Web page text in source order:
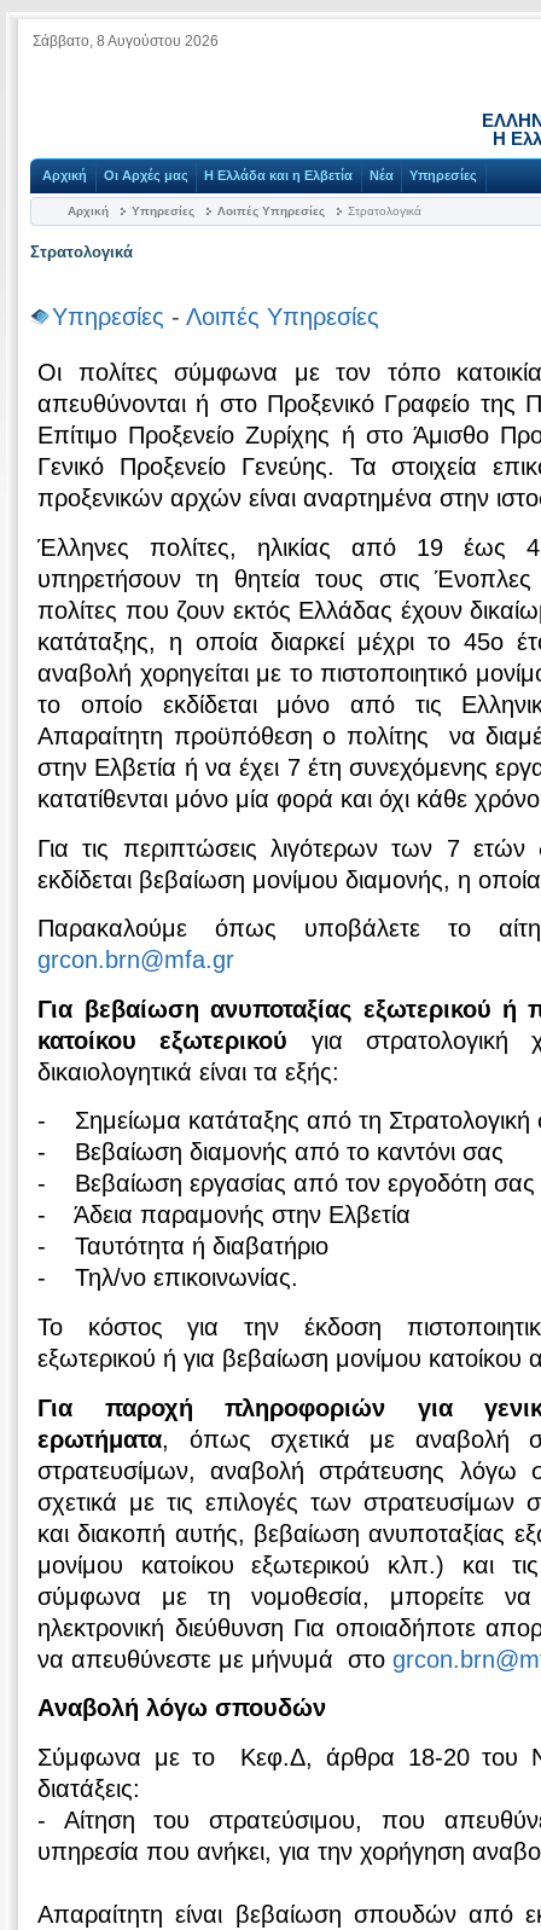
Σάββατο, 8 Αυγούστου 2026
Η
Αρχική Οι Αρχές μας Η Ελλάδα και η Ελβετία Νέα Υπηρεσίες
Αρχική Υπηρεσίες Λοιπές Υπηρεσίες Στρατολογικά
Στρατολογικά
Υπηρεσίες - Λοιπές Υπηρεσίες
Οι πολίτες σύμφωνα με τον τόπο
απευθύνονται ή στο Προξενικό Γραφείο της
Επίτιμο Προξενείο Ζυρίχης ή στο Άμισθο
Γενικό Προξενείο Γενεύης. Τα στοιχεία
προξενικών αρχών είναι αναρτημένα στην
Έλληνες πολίτες, ηλικίας από 19 έως
υπηρετήσουν τη θητεία τους στις
πολίτες που ζουν εκτός Ελλάδας έχουν
κατάταξης, η οποία διαρκεί μέχρι το 45ο
αναβολή χορηγείται με το πιστοποιητικό
το οποίο εκδίδεται μόνο από τις
Απαραίτητη προϋπόθεση ο πολίτης να
στην Ελβετία ή να έχει 7 έτη συνεχόμενης
κατατίθενται μόνο μία φορά και όχι κάθε
Για τις περιπτώσεις λιγότερων των 7 ετών
εκδίδεται βεβαίωση μονίμου διαμονής, η
Παρακαλούμε όπως υποβάλετε το
grcon.brn@mfa.gr
Για βεβαίωση ανυποταξίας εξωτερικού ή
κατοίκου εξωτερικού για στρατολογική
δικαιολογητικά είναι τα εξής:
- Σημείωμα κατάταξης από τη Στρατολογική
- Βεβαίωση διαμονής από το καντόνι σας
- Βεβαίωση εργασίας από τον εργοδότη
- Άδεια παραμονής στην Ελβετία
- Ταυτότητα ή διαβατήριο
- Τηλ/νο επικοινωνίας.
Το κόστος για την έκδοση
εξωτερικού ή για βεβαίωση μονίμου κατοίκου
Για παροχή πληροφοριών για
ερωτήματα, όπως σχετικά με αναβολή
στρατευσίμων, αναβολή στράτευσης
σχετικά με τις επιλογές των στρατευσίμων
και διακοπή αυτής, βεβαίωση ανυποταξίας
μονίμου κατοίκου εξωτερικού κλπ.) και
σύμφωνα με τη νομοθεσία, μπορείτε να
ηλεκτρονική διεύθυνση Για οποιαδήποτε
να απευθύνεστε με μήνυμά στο
Aναβολή λόγω σπουδών
Σύμφωνα με το Κεφ.Δ, άρθρα 18-20 του
διατάξεις:
- Αίτηση του στρατεύσιμου, που
υπηρεσία που ανήκει, για την χορήγηση
Απαραίτητη είναι βεβαίωση σπουδών από